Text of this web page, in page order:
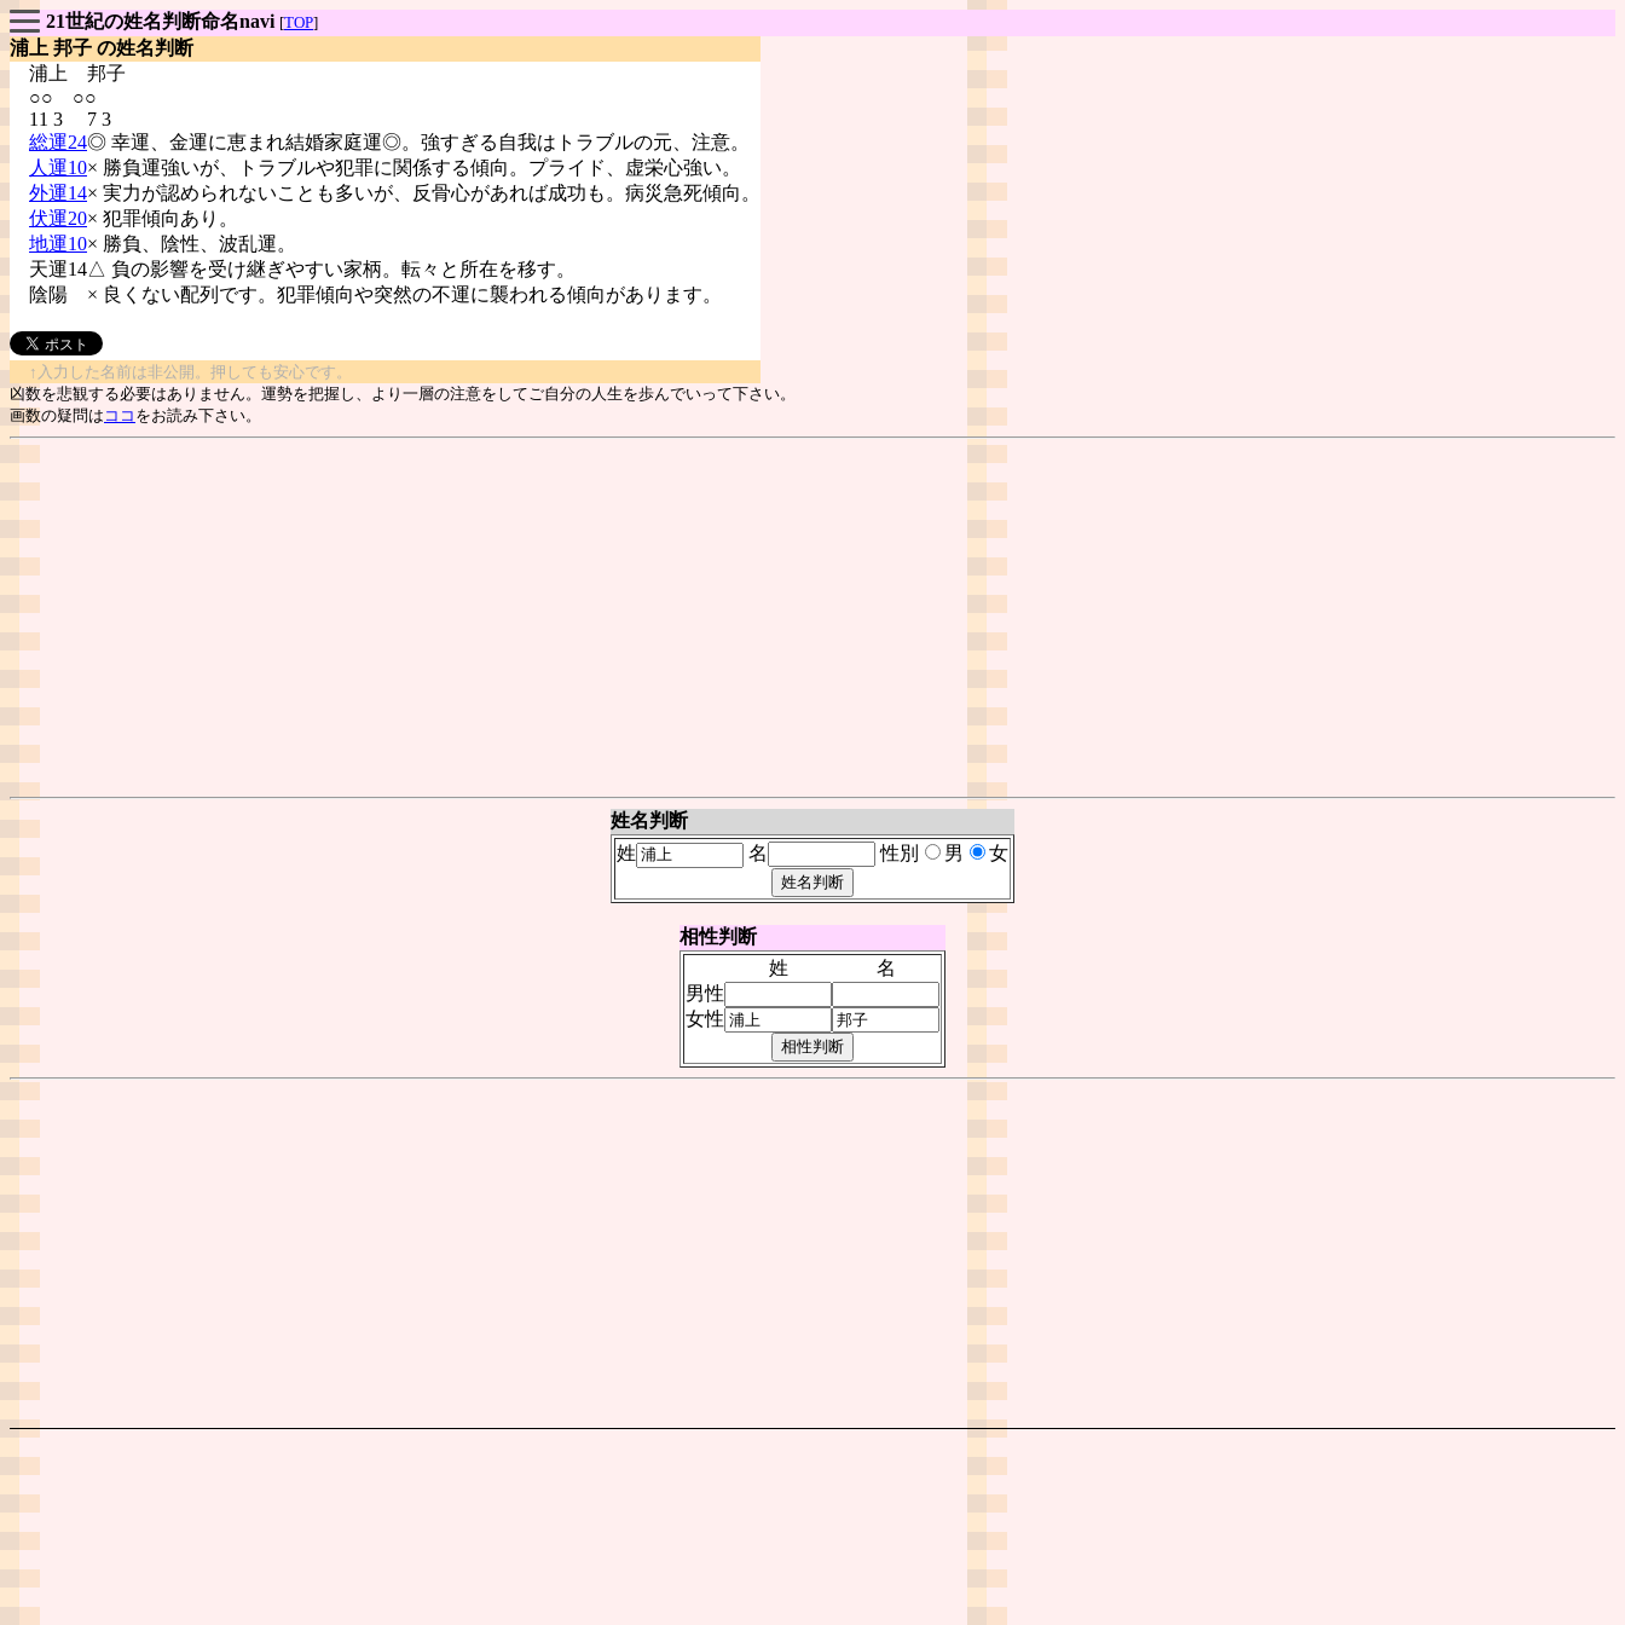
21世紀の姓名判断命名navi [TOP]
浦上 邦子 の姓名判断
浦上 邦子
○○ ○○
11 3 7 3
総運24◎ 幸運、金運に恵まれ結婚家庭運◎。強すぎる自我はトラブルの元、注意。
人運10× 勝負運強いが、トラブルや犯罪に関係する傾向。プライド、虚栄心強い。
外運14× 実力が認められないことも多いが、反骨心があれば成功も。病災急死傾向。
伏運20× 犯罪傾向あり。
地運10× 勝負、陰性、波乱運。
天運14△ 負の影響を受け継ぎやすい家柄。転々と所在を移す。
陰陽 × 良くない配列です。犯罪傾向や突然の不運に襲われる傾向があります。
↑入力した名前は非公開。押しても安心です。
凶数を悲観する必要はありません。運勢を把握し、より一層の注意をしてご自分の人生を歩んでいって下さい。
画数の疑問は ココ をお読み下さい。
姓名判断
姓
名 性別 男 女
相性判断
姓
名
男性
女性